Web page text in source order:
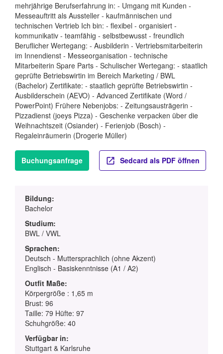
mehrjährige Berufserfahrung in: - Umgang mit Kunden -
Messeauftritt als Aussteller - kaufmännischen und
technischen Vertrieb Ich bin: - flexibel - organisiert -
kommunikativ - teamfähig - selbstbewusst - freundlich
Beruflicher Wertegang: - Ausbilderin - Vertriebsmitarbeiterin
im Innendienst - Messeorganisation - technische
Mitarbeiterin Spare Parts - Schulischer Wertegang: - staatlich
geprüfte Betriebswirtin im Bereich Marketing / BWL
(Bachelor) Zertifikate: - staatlich geprüfte Betriebswirtin -
Ausbilderschein (AEVO) - Advanced Zertifikate (Word /
PowerPoint) Frühere Nebenjobs: - Zeitungsausträgerin -
Pizzadienst (joeys Pizza) - Geschenke verpacken über die
Weihnachtszeit (Osiander) - Ferienjob (Bosch) -
Regaleinräumerin (Drogerie Müller)
Buchungsanfrage Sedcard als PDF öffnen
Bildung:
Bachelor
Studium:
BWL / VWL
Sprachen:
Deutsch - Muttersprachlich (ohne Akzent)
Englisch - Basiskenntnisse (A1 / A2)
Outfit Maße:
Körpergröße : 1,65 m
Brust: 96
Taille: 79 Hüfte: 97
Schuhgröße: 40
Verfügbar in:
Stuttgart & Karlsruhe